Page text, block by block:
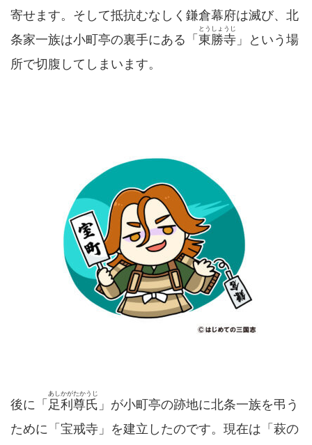
寄せます。そして抵抗むなしく鎌倉幕府は滅び、北
条家一族は小町亭の裏手にある「 東勝寺
とうしょうじ
」という場
所で切腹してしまいます。
後に「 足利尊氏
あしかがたかうじ
」が小町亭の跡地に北条一族を弔う
ために「宝戒寺」を建立したのです。現在は「萩の